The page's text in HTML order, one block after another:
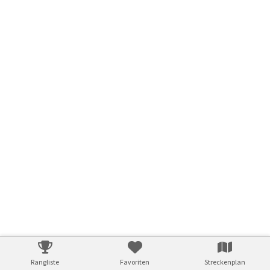
Rangliste Favoriten Streckenplan